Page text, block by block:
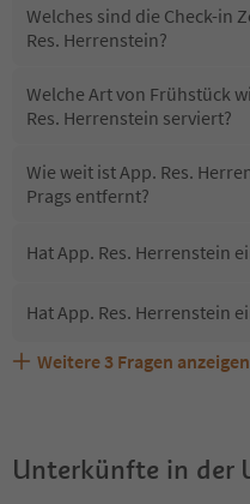
Welches sind die Check-in
Res. Herrenstein?
Welche Art von Frühstück
Res. Herrenstein serviert?
Wie weit ist App. Res.
Prags entfernt?
Hat App. Res. Herrenstein
Hat App. Res. Herrenstein
Sind Haustiere in der
Welche Services bietet App.
Erhalten die Gäste von App.
Weitere 3 Fragen anzeigen
Unterkünfte in der